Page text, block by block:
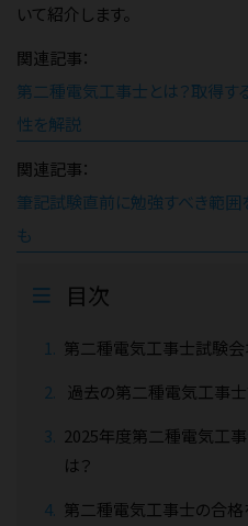
いて紹介します。
関連記事：
第二種電気工事士とは？取得す
性を解説
関連記事：
筆記試験直前に勉強すべき範囲
も
目次
第二種電気工事士試験会
過去の第二種電気工事
2025年度第二種電気工
は？
第二種電気工事士の合格